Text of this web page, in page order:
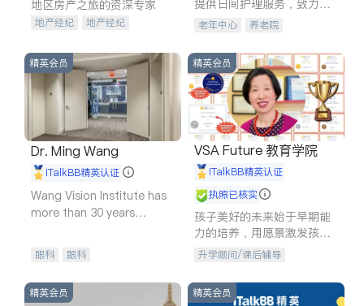
地区房产之旅的资深专家
地产经纪
地产经纪
商铺租售
开发商建商
提供日间护理服务，致力于
通过持续的护理创新来有效
老年中心 养老院
精英会员
Dr. Ming Wang
iTalkBB精英认证
Wang Vision Institute has
more than 30 years
眼科 眼科
精英会员
VSA Future 教育学院
iTalkBB精英认证
执照已核实
孩子美好的未来始于早期能
力的培养，用愿景激发孩子
的学习潜力和动力。理念：
拥有成长型心态是成功的基
石。
升学顾问/课后辅导
精英会员 精英会员